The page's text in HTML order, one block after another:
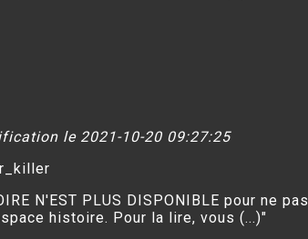
le 2021-10-20 09:27:25
N'EST PLUS DISPONIBLE pour ne pas
histoire. Pour la lire, vous (...)"